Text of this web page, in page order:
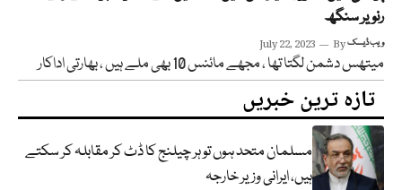
رنویر سنگھ
July 22, 2023 Byویب ڈیسک
میتھس دشمن لگتا تھا ، مجھے مائنس 10 بھی ملے ہیں ، بھارتی اداکار
تازہ ترین خبریں
مسلمان متحد ہوں تو ہر چیلنج کا ڈٹ کر مقابلہ کر سکتے
ہیں، ایرانی وزیر خارجہ